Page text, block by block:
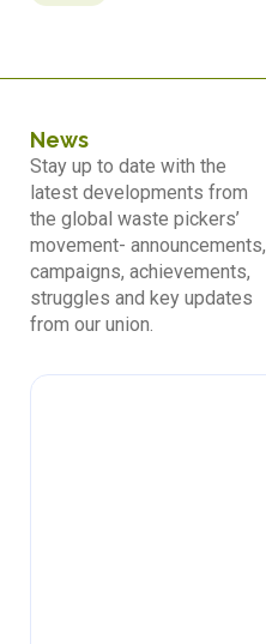
News
Stay up to date with the
latest developments from
the global waste pickers’
movement- announcements,
campaigns, achievements,
struggles and key updates
from our union.